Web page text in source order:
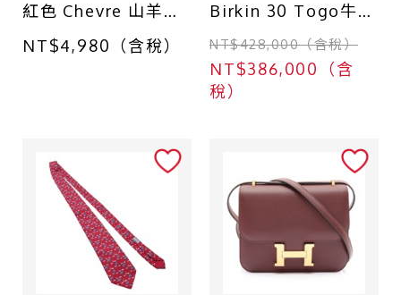
紅色 Chevre 山羊皮
□O刻【HERMES 愛
馬仕】 H039759CK
NT$4,980（含稅）
Birkin 30 Togo牛革
柏金包 法拉利紅 金
扣 口P刻 手提包 (無
鎖頭)
NT$428,000（含稅）
NT$386,000（含
稅）